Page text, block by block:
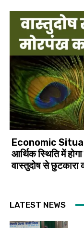
Economic
आर्थिक स्थिति में
वास्तुदोष से छुटकारा
LATEST NEWS